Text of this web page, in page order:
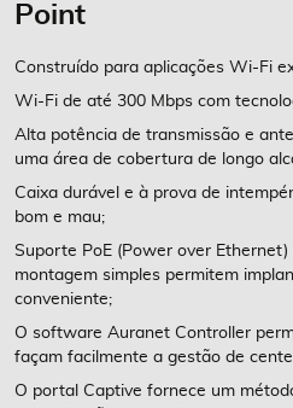
da
de
imagens
Point
Construído para aplicações Wi-Fi
Wi-Fi de até 300 Mbps com
Alta potência de transmissão e
uma área de cobertura de longo
Caixa durável e à prova de
bom e mau;
Suporte PoE (Power over Ethernet)
montagem simples permitem
conveniente;
O software Auranet Controller
façam facilmente a gestão de
O portal Captive fornece um